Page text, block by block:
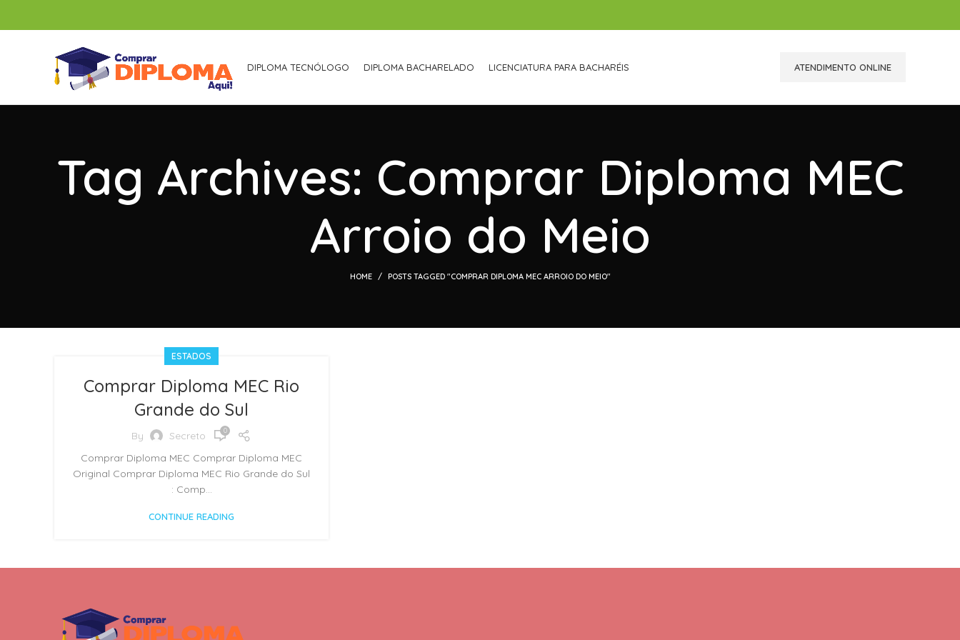
DIPLOMA TECNÓLOGO DIPLOMA BACHARELADO LICENCIATURA PARA BACHARÉIS ATENDIMENTO ONLINE
Tag Archives: Comprar Diploma MEC
Arroio do Meio
HOME POSTS TAGGED "COMPRAR DIPLOMA MEC ARROIO DO MEIO"
ESTADOS
Comprar Diploma MEC Rio
Grande do Sul
By Secreto 0
Comprar Diploma MEC Comprar Diploma MEC
Original Comprar Diploma MEC Rio Grande do Sul
: Comp...
CONTINUE READING